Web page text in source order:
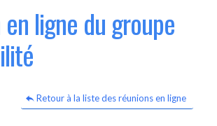
ligne du groupe
Retour à la liste des réunions en ligne